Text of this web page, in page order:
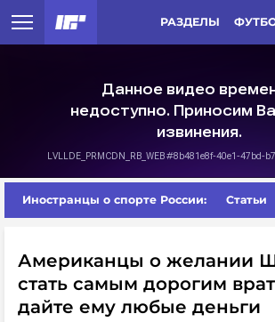
РАЗДЕЛЫ
Иностранцы о спорте России: Статьи
Американцы о желании
стать самым дорогим
дайте ему любые деньги